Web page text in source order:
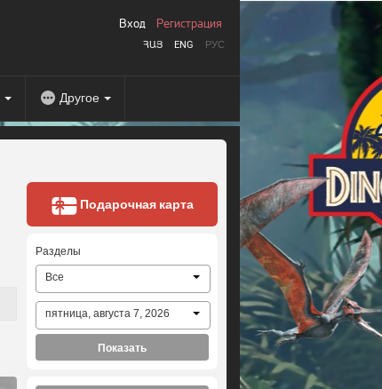
ՀԱՅ ENG РУС
Вход Регистрация
Другое
Подарочная карта
Разделы
Все
пятница, августа 7, 2026
Показать